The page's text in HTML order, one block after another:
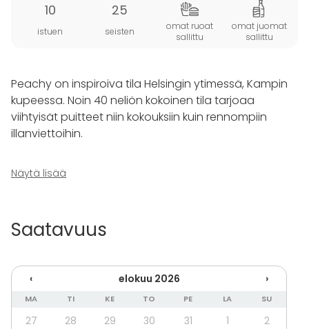
10
istuen
25
seisten
omat ruoat
sallittu
omat juomat
sallittu
Peachy on inspiroiva tila Helsingin ytimessä, Kampin
kupeessa. Noin 40 neliön kokoinen tila tarjoaa
viihtyisät puitteet niin kokouksiin kuin rennompiin
illanviettoihin.
Tila sopii erityisesti pienille yrityksille, luoville tiimeille ja
yhteisöille, jotka etsivät vaihtoehtoa perinteisen
mahtuu 7 henkilöä. Jos voidaan istuskella myös
rennommin raheilla/lattiatyynyillä on tilaa 15 hlölle.
Tämän lisäksi löytyy vielä 3 baarijakkaraa.
Juhliin ja cocktail-tilaisuuksiin, jossa osa voi seisoa,
Näytä lisää
Saatavuus
‹ elokuu 2026 ›
MA TI KE TO PE LA SU
27 28 29 30 31 1
2